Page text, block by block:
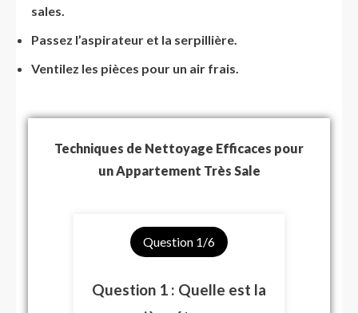
sales.
Passez l’aspirateur et la serpillière.
Ventilez les pièces pour un air frais.
Techniques de Nettoyage Efficaces pour
un Appartement Très Sale
Question 1/6
Question 1 : Quelle est la